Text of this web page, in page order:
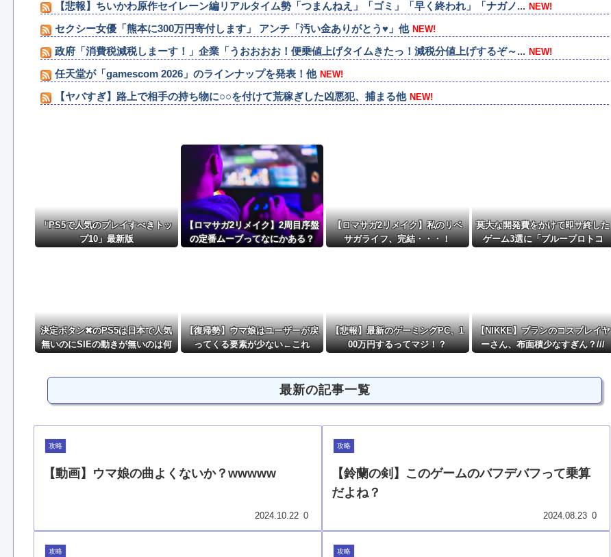
【悲報】ちいかわ原作セイレーン編リアルタイム勢「つまんねえ」「ゴミ」「早く終われ」「ナガノ... NEW!
セクシー女優「熊本に300万円寄付します」 アンチ「汚い金ありがとう♥」他 NEW!
政府「消費税減税しまーす！」企業「うおおおお！便乗値上げタイムきたっ！減税分値上げするぞ～... NEW!
任天堂が「gamescom 2026」のラインナップを発表！他 NEW!
【ヤバすぎ】路上で相手の持ち物に○○を付けて荒稼ぎした凶悪犯、捕まる他 NEW!
【ウマ娘】ダビスタ99のセイウンスカイの次ぐらいに強いセイちゃん。他
ゲーフリ「Beast of Reincarnationは皆様からのご意見を真摯に受け止め継...
「PS5で人気のプレイすべきトッ
プ10」最新版
【ロマサガ2リメイク】2周目序盤
の定番ムーブってなにかある？
【ロマサガ2リメイク】私のリベ
サガライフ、完結・・・！
莫大な開発費をかけて即サ終した
ゲーム3選に「ブループロトコ
決定ボタン✖のPS5は日本で人気
無いのにSIEの動きが無いのは何
【復帰勢】ウマ娘はユーザーが戻
ってくる要素が少ない←これ
【悲報】最新のゲーミングPC、1
00万円するってマジ！？
【NIKKE】ブランのコスプレイヤ
ーさん、布面積少なすぎん？///
最新の記事一覧
攻略
【動画】ウマ娘の曲よくないか？wwwww
2024.10.22 0
攻略
【鈴蘭の剣】このゲームのバフデバフって乗算
だよね？
2024.08.23 0
攻略 攻略